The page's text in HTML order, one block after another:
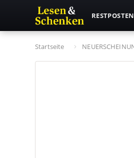
RESTPOSTEN
Startseite